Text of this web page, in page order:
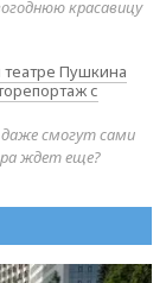
красавицу
театре Пушкина
с
смогут сами
ждет еще?